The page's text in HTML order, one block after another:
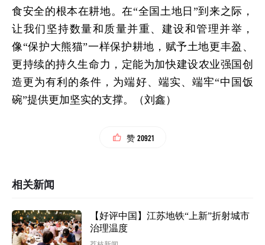
食安全的根本在耕地。在“全国土地日”到来之际，
让我们坚持数量和质量并重、建设和管理并举，
像“保护大熊猫”一样保护耕地，赋予土地更丰盈、
更持续的持久生命力，定能为加快建设农业强国创
造更为有利的条件，为端好、端实、端牢“中国饭
碗”提供更加坚实的支撑。（刘鑫）
赞 20921
相关新闻
【好评中国】江苏地铁“上新”折射城市
治理温度